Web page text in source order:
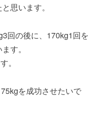
思います。
回の後に、170kg1回を
す。
。
を成功させたいで